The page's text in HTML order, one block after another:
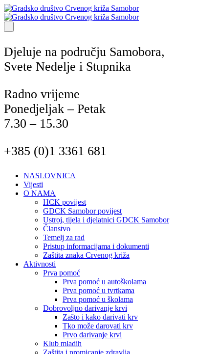
Djeluje na području Samobora,
Svete Nedelje i Stupnika
Radno vrijeme
Ponedjeljak – Petak
7.30 – 15.30
+385 (0)1 3361 681
NASLOVNICA
Vijesti
O NAMA
HCK povijest
GDCK Samobor povijest
Ustroj, tijela i djelatnici GDCK Samobor
Članstvo
Temelj za rad
Pristup informacijama i dokumenti
Zaštita znaka Crvenog križa
Aktivnosti
Prva pomoć
Prva pomoć u autoškolama
Prva pomoć u tvrtkama
Prva pomoć u školama
Dobrovoljno darivanje krvi
Zašto i kako darivati krv
Tko može darovati krv
Prvo darivanje krvi
Klub mladih
Zaštita i promicanje zdravlja